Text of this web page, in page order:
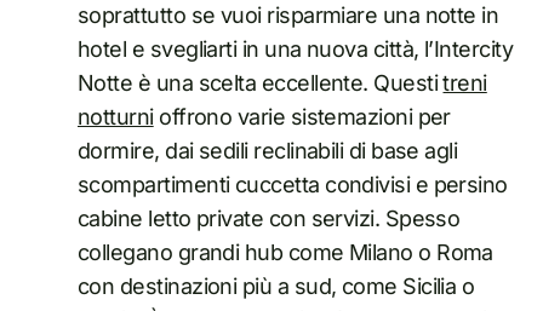
soprattutto se vuoi risparmiare una notte in
hotel e svegliarti in una nuova città, l’Intercity
Notte è una scelta eccellente. Questitreni
notturnioffrono varie sistemazioni per
dormire, dai sedili reclinabili di base agli
scompartimenti cuccetta condivisi e persino
cabine letto private con servizi. Spesso
collegano grandi hub come Milano o Roma
con destinazioni più a sud, come Sicilia o